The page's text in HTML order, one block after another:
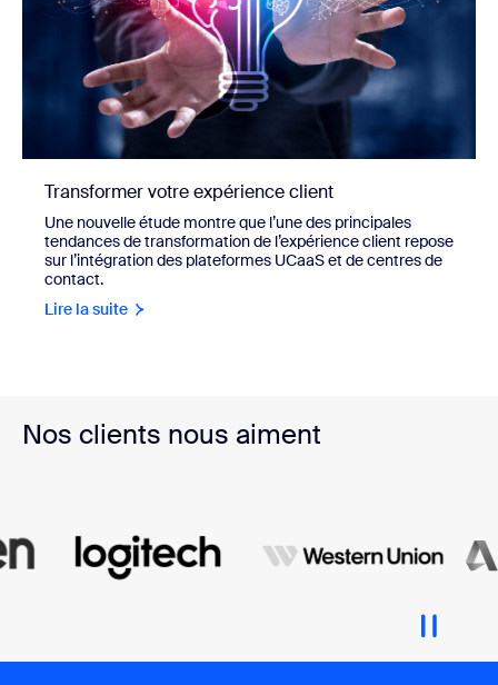
Transformer votre expérience client
Une nouvelle étude montre que l’une des principales
tendances de transformation de l’expérience client repose
sur l’intégration des plateformes UCaaS et de centres de
contact.
Lire la suite
Nos clients nous aiment